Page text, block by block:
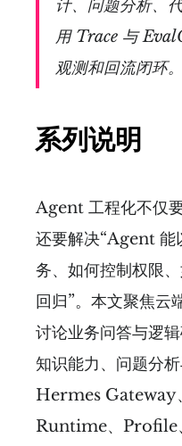
计、问题分析、
用 Trace 与
观测和回流闭环。
系列说明
Agent 工程化不仅
还要解决“Agent 能
务、如何控制权限
回归”。本文聚焦云
讨论业务问答与逻
知识能力、问题分
Hermes
Runtime、Profile